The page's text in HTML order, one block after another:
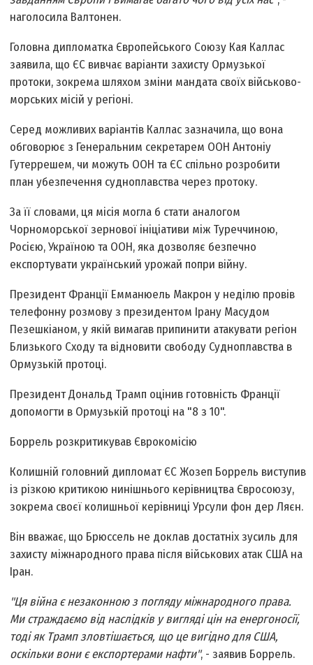
наголосила Валтонен.
Головна дипломатка Європейського Союзу Кая Каллас
заявила, що ЄС вивчає варіанти захисту Ормузької
протоки, зокрема шляхом зміни мандата своїх військово-
морських місій у регіоні.
Серед можливих варіантів Каллас зазначила, що вона
обговорює з Генеральним секретарем ООН Антоніу
Гутеррешем, чи можуть ООН та ЄС спільно розробити
план убезпечення судноплавства через протоку.
За її словами, ця місія могла б стати аналогом
Чорноморської зернової ініціативи між Туреччиною,
Росією, Україною та ООН, яка дозволяє безпечно
експортувати український урожай попри війну.
Президент Франції Емманюель Макрон у неділю провів
телефонну розмову з президентом Ірану Масудом
Пезешкіаном, у якій вимагав припинити атакувати регіон
Близького Сходу та відновити свободу Судноплавства в
Ормузькій протоці.
Президент Дональд Трамп оцінив готовність Франції
допомогти в Ормузькій протоці на "8 з 10".
Боррель розкритикував Єврокомісію
Колишній головний дипломат ЄС Жозеп Боррель виступив
із різкою критикою нинішнього керівництва Євросоюзу,
зокрема своєї колишньої керівниці Урсули фон дер Ляєн.
Він вважає, що Брюссель не доклав достатніх зусиль для
захисту міжнародного права після військових атак США на
Іран.
"Ця війна є незаконною з погляду міжнародного права.
Ми страждаємо від наслідків у вигляді цін на енергоносії,
тоді як Трамп зловтішається, що це вигідно для США,
оскільки вони є експортерами нафти", - заявив Боррель.